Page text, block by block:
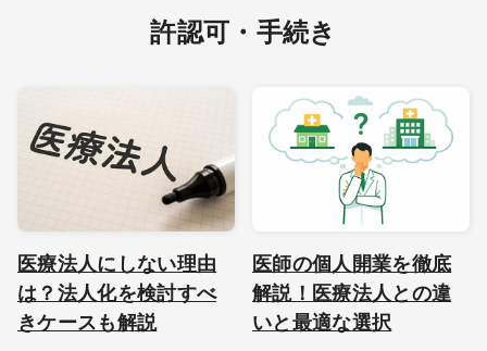
許認可・手続き
医療法人にしない理由
は？法人化を検討すべ
きケースも解説
医師の個人開業を徹底
解説！医療法人との違
いと最適な選択